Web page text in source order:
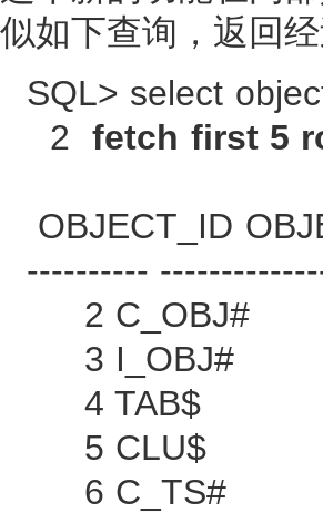
似如下查询，返回
SQL> select
2fetch first 5
OBJECT_ID
----------
2 C_OBJ#
3 I_OBJ#
4 TAB$
5 CLU$
6 C_TS#